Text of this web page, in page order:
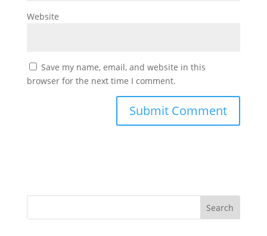
Website
Save my name, email, and website in this
browser for the next time I comment.
Search